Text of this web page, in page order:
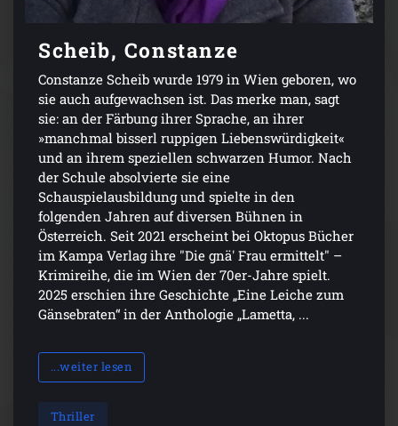
Scheib, Constanze
Constanze Scheib wurde 1979 in Wien geboren, wo
sie auch aufgewachsen ist. Das merke man, sagt
sie: an der Färbung ihrer Sprache, an ihrer
»manchmal bisserl ruppigen Liebenswürdigkeit«
und an ihrem speziellen schwarzen Humor. Nach
der Schule absolvierte sie eine
Schauspielausbildung und spielte in den
folgenden Jahren auf diversen Bühnen in
Österreich. Seit 2021 erscheint bei Oktopus Bücher
im Kampa Verlag ihre "Die gnä' Frau ermittelt" –
Krimireihe, die im Wien der 70er-Jahre spielt.
2025 erschien ihre Geschichte „Eine Leiche zum
Gänsebraten“ in der Anthologie „Lametta, ...
...weiter lesen
Thriller